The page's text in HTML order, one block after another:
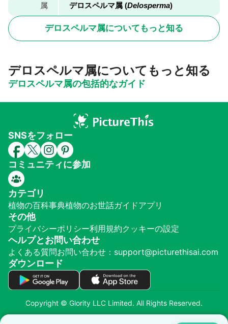
属 デロスペルマ属 (Delosperma)
デロスペルマ属についてもっと知る
デロスペルマ属についてもっと知る
デロスペルマ属の包括的なガイド
SNSをフォロー
コミュニティに参加
カテゴリ
植物の百科事典植物のお世話ガイドアプリ
その他
プライバシーポリシー利用規約クッキーの設定
ヘルプとお問い合わせ
よくある質問お問い合わせ：support@picturethisai.com
ダウンロード
Copyright © Glority LLC Limited. All Rights Reserved.